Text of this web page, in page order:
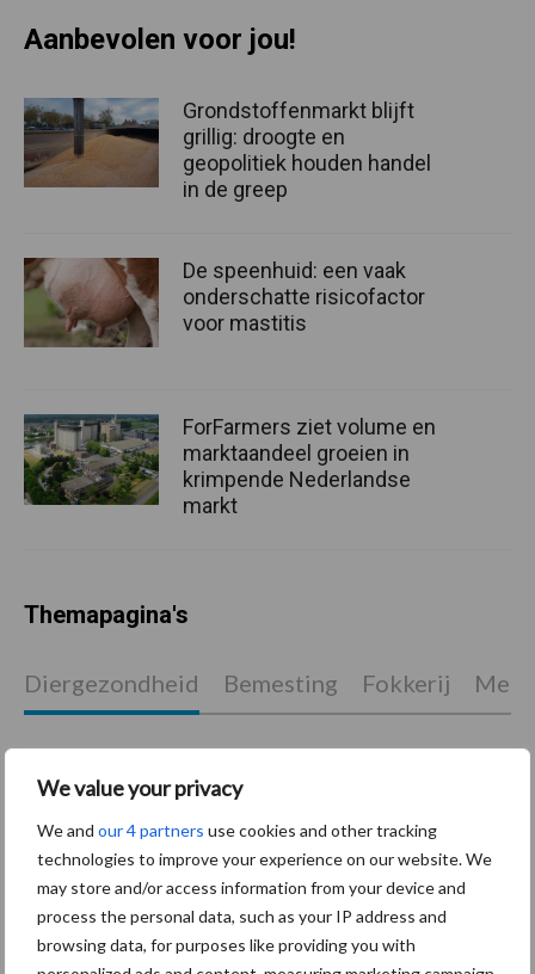
We value your privacy
We and our 4 partners use cookies and other tracking
technologies to improve your experience on our website. We
may store and/or access information from your device and
process the personal data, such as your IP address and
browsing data, for purposes like providing you with
Aanbevolen voor jou!
Grondstoffenmarkt blijft
grillig: droogte en
geopolitiek houden handel
in de greep
De speenhuid: een vaak
onderschatte risicofactor
voor mastitis
ForFarmers ziet volume en
marktaandeel groeien in
krimpende Nederlandse
markt
Themapagina's
Diergezondheid Bemesting Fokkerij
Mastitis Hittestress